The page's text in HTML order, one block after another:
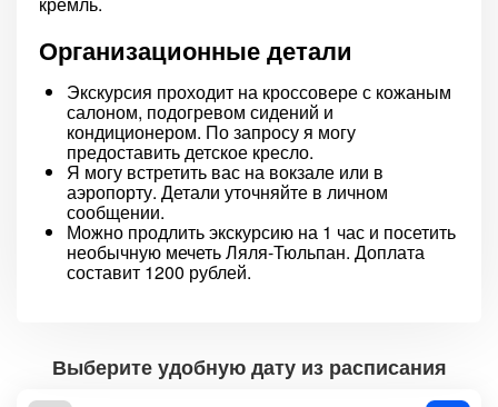
Организационные детали
Экскурсия проходит на кроссовере с кожаным
салоном, подогревом сидений и
кондиционером. По запросу я могу
предоставить детское кресло.
Я могу встретить вас на вокзале или в
аэропорту. Детали уточняйте в личном
сообщении.
Можно продлить экскурсию на 1 час и посетить
необычную мечеть Ляля-Тюльпан. Доплата
составит 1200 рублей.
Выберите удобную дату из расписания